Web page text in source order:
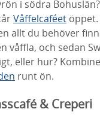
i södra
Våffelcaféet
allt du behöver
våffla, och sedan
eller hur?
runt ön.
& Creperi